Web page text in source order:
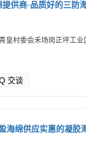
供商-品质好的三防
皇村委会禾场岗正坪工业
交谈
海绵供应实惠的凝胶